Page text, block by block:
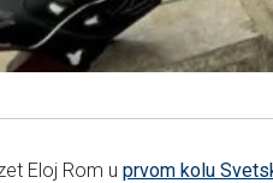
Eloj Rom u prvom kolu